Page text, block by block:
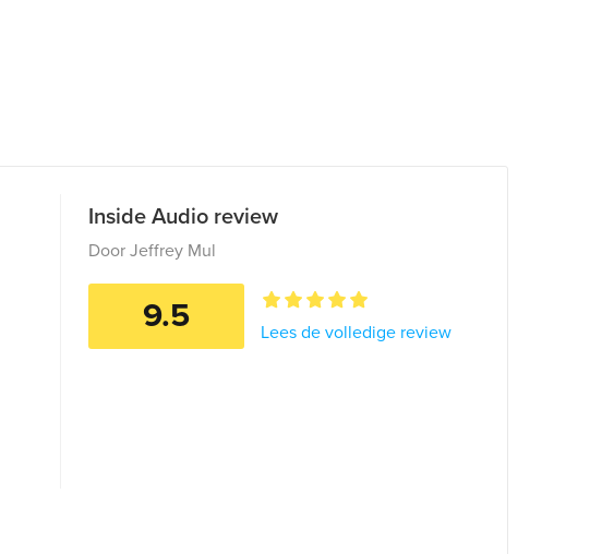
Inside Audio review
Door Jeffrey Mul
9.5 Lees de volledige review